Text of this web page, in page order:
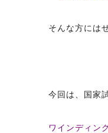
そんな方には
今回は、国家
ワインディン